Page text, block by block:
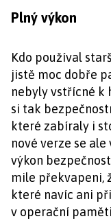
Plný výkon
Kdo používal
jistě moc dobře
nebyly vstřícné k
si tak
které zabíraly i
nové verze se
výkon
mile překvapeni,
které navíc ani
v operační